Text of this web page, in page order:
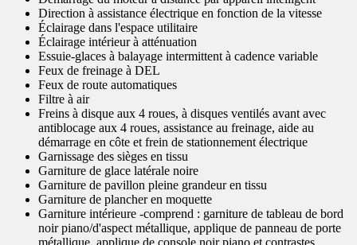
Direction à assistance électrique en fonction de la vitesse
Éclairage dans l'espace utilitaire
Éclairage intérieur à atténuation
Essuie-glaces à balayage intermittent à cadence variable
Feux de freinage à DEL
Feux de route automatiques
Filtre à air
Freins à disque aux 4 roues, à disques ventilés avant avec
antiblocage aux 4 roues, assistance au freinage, aide au
démarrage en côte et frein de stationnement électrique
Garnissage des sièges en tissu
Garniture de glace latérale noire
Garniture de pavillon pleine grandeur en tissu
Garniture de plancher en moquette
Garniture intérieure -comprend : garniture de tableau de bord
noir piano/d'aspect métallique, applique de panneau de porte
métallique, applique de console noir piano et contrastes